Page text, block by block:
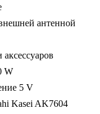
антенной
W
5 V
Kasei AK7604